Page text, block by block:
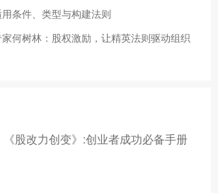
条件、类型与构建法则
何树林：股权激励，让精英法则驱动组织
《股改力创变》:创业者成功必备手册